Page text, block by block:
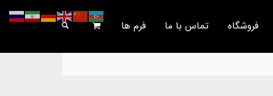
فروشگاه تماس با ما فرم ها